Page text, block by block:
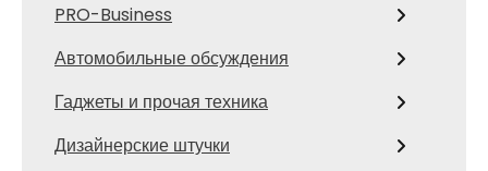
PRO-Business
Автомобильные обсуждения
Гаджеты и прочая техника
Дизайнерские штучки